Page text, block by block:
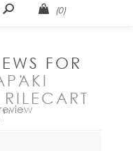
(0)
FOR